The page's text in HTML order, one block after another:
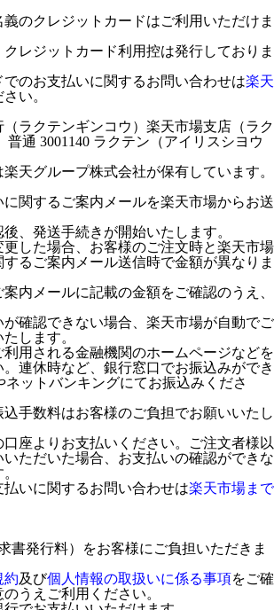
のクレジットカードはご利用いただけま
レジットカード利用控は発行しておりま
のお支払いに関するお問い合わせは楽天
さい。
（ラクテンギンコウ）楽天市場支店（ラク
普通 3001140 ラクテン（アイリスシヨウ
天グループ株式会社が保有しています。
に関するご案内メールを楽天市場からお送
、発送手続きが開始いたします。
更した場合、お客様のご注文時と楽天市場
るご案内メール送信時で金額が異なりま
内メールに記載の金額をご確認のうえ、
が確認できない場合、楽天市場が自動でご
します。
用される金融機関のホームページなどを
連休時など、銀行窓口でお振込みができ
ネットバンキングにてお振込みくださ
手数料はお客様のご負担でお願いいたし
座よりお支払いください。ご注文者様以
ただいた場合、お支払いの確認ができな
いに関するお問い合わせは楽天市場まで
求書発行料）をお客様にご負担いただきま
約及び個人情報の取扱いに係る事項をご確
うえご利用ください。